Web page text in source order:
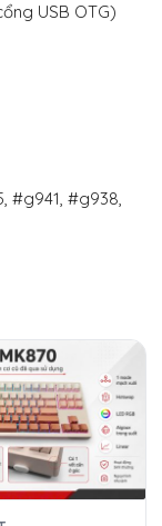
USB OTG)
#g941, #g938,